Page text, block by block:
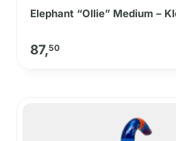
Elephant “Ollie” Medium –
87,50